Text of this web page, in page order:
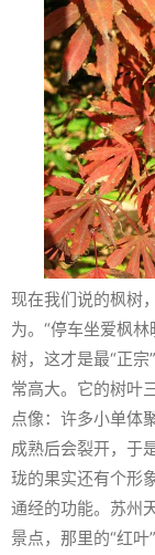
现在我们说的枫树
为。“停车坐爱枫
树，这才是最“正
常高大。它的树叶
点像：许多小单体
成熟后会裂开，于
珑的果实还有个形
通经的功能。苏州
景点，那里的“红叶